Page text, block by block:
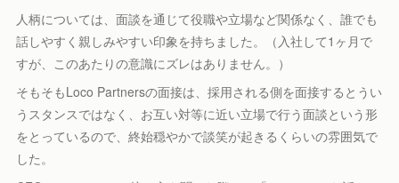
人柄については、面談を通じて役職や立場など関係なく、誰でも
話しやすく親しみやすい印象を持ちました。（入社して1ヶ月で
すが、このあたりの意識にズレはありません。）
そもそもLoco Partnersの面接は、採用される側を面接するとうい
うスタンスではなく、お互い対等に近い立場で行う面談という形
をとっているので、終始穏やかで談笑が起きるくらいの雰囲気で
した。